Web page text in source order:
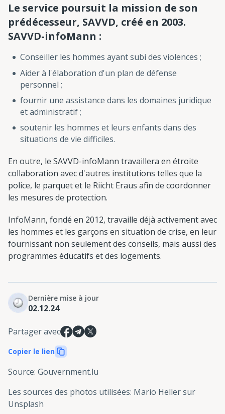
Le service poursuit la mission de son
prédécesseur, SAVVD, créé en 2003.
SAVVD-infoMann :
Conseiller les hommes ayant subi des violences ;
Aider à l'élaboration d'un plan de défense
personnel ;
fournir une assistance dans les domaines juridique
et administratif ;
soutenir les hommes et leurs enfants dans des
situations de vie difficiles.
En outre, le SAVVD-infoMann travaillera en étroite
collaboration avec d'autres institutions telles que la
police, le parquet et le Riicht Eraus afin de coordonner
les mesures de protection.
InfoMann, fondé en 2012, travaille déjà activement avec
les hommes et les garçons en situation de crise, en leur
fournissant non seulement des conseils, mais aussi des
programmes éducatifs et des logements.
Dernière mise à jour
02.12.24
Partager avec
Copier le lien
Source: Gouvernment.lu
Les sources des photos utilisées: Mario Heller sur
Unsplash